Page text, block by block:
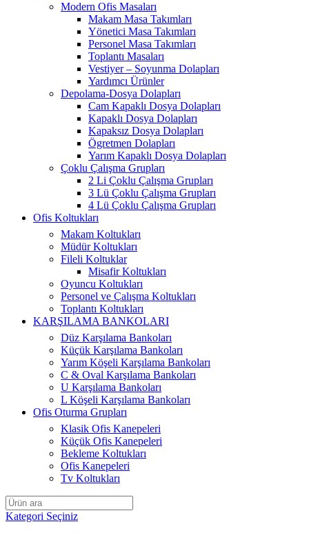
Modern Ofis Masaları
Makam Masa Takımları
Yönetici Masa Takımları
Personel Masa Takımları
Toplantı Masaları
Vestiyer – Soyunma Dolapları
Yardımcı Ürünler
Depolama-Dosya Dolapları
Cam Kapaklı Dosya Dolapları
Kapaklı Dosya Dolapları
Kapaksız Dosya Dolapları
Ögretmen Dolapları
Yarım Kapaklı Dosya Dolapları
Çoklu Çalışma Grupları
2 Li Çoklu Çalışma Grupları
3 Lü Çoklu Çalışma Grupları
4 Lü Çoklu Çalışma Grupları
Ofis Koltukları
Makam Koltukları
Müdür Koltukları
Fileli Koltuklar
Misafir Koltukları
Oyuncu Koltukları
Personel ve Çalışma Koltukları
Toplantı Koltukları
KARŞILAMA BANKOLARI
Düz Karşılama Bankoları
Küçük Karşılama Bankoları
Yarım Köşeli Karşılama Bankoları
C & Oval Karşılama Bankoları
U Karşılama Bankoları
L Köşeli Karşılama Bankoları
Ofis Oturma Grupları
Klasik Ofis Kanepeleri
Küçük Ofis Kanepeleri
Bekleme Koltukları
Ofis Kanepeleri
Tv Koltukları
Kategori Seçiniz